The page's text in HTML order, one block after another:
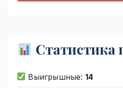
Статистика
Выигрышные: 14